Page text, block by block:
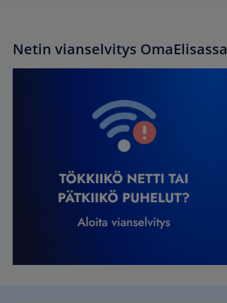
Netin vianselvitys OmaElisassa